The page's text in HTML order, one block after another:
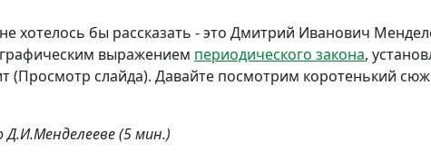
хотелось бы рассказать - это Дмитрий Иванович
выражением периодического закона,
(Просмотр слайда). Давайте посмотрим коротенький
(5 мин.)